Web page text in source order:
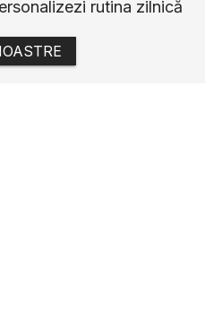
rutina zilnică